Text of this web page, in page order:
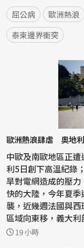
屈公病 歐洲熱浪
泰柬邊界衝突
歐洲熱浪肆虐 奧地
中歐及南歐地區正
利5日創下高溫紀錄
旱對電網造成的壓力。 路透社報導，歐洲是全球升
快的大陸，今年夏
襲，近幾週法國與西班牙災
區域向東移，義大利
04度...
19 小時